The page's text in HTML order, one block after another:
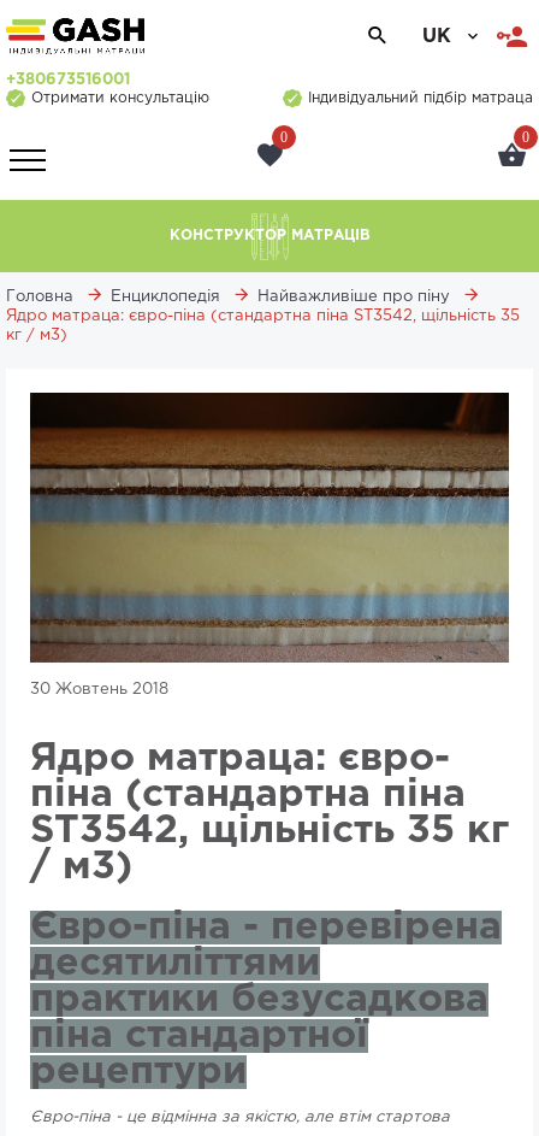
UK
+380673516001
Отримати консультацію
Індивідуальний підбір матраца
0 0
КОНСТРУКТОР МАТРАЦІВ
Головна Енциклопедія
Найважливіше про піну
Ядро матраца: євро-піна (стандартна піна ST3542, щільність 35
кг / м3)
30 Жовтень 2018
Ядро матраца: євро-
піна (стандартна піна
ST3542, щільність 35 кг
/ м3)
Євро-піна - перевірена
десятиліттями
практики безусадкова
піна стандартної
рецептури
Євро-піна - це відмінна за якістю, але втім стартова